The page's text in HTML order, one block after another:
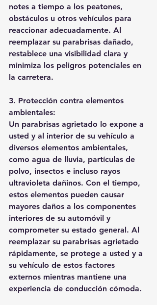
notes a tiempo a los peatones,
obstáculos u otros vehículos para
reaccionar adecuadamente. Al
reemplazar su parabrisas dañado,
restablece una visibilidad clara y
minimiza los peligros potenciales en
la carretera.
3. Protección contra elementos
ambientales:
Un parabrisas agrietado lo expone a
usted y al interior de su vehículo a
diversos elementos ambientales,
como agua de lluvia, partículas de
polvo, insectos e incluso rayos
ultravioleta dañinos. Con el tiempo,
estos elementos pueden causar
mayores daños a los componentes
interiores de su automóvil y
comprometer su estado general. Al
reemplazar su parabrisas agrietado
rápidamente, se protege a usted y a
su vehículo de estos factores
externos mientras mantiene una
experiencia de conducción cómoda.